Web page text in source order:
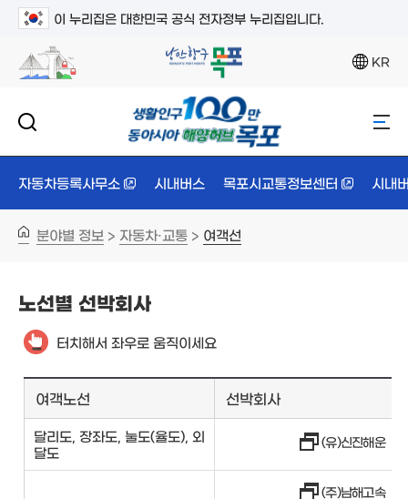
이 누리집은 대한민국 공식 전자정부 누리집입니다.
KR
자동차등록사무소 시내버스 목포시교통정보센터 시내
분야별 정보 > 자동차·교통 > 여객선
노선별 선박회사
터치해서 좌우로 움직이세요
여객노선 선박회사
달리도, 장좌도, 눌도(율도), 외
달도
(유)신진해운
(주)남해고속